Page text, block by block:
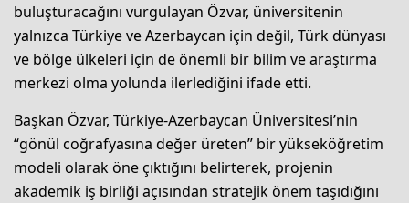
buluşturacağını vurgulayan Özvar, üniversitenin
yalnızca Türkiye ve Azerbaycan için değil, Türk dünyası
ve bölge ülkeleri için de önemli bir bilim ve araştırma
merkezi olma yolunda ilerlediğini ifade etti.
Başkan Özvar, Türkiye-Azerbaycan Üniversitesi’nin
“gönül coğrafyasına değer üreten” bir yükseköğretim
modeli olarak öne çıktığını belirterek, projenin
akademik iş birliği açısından stratejik önem taşıdığını